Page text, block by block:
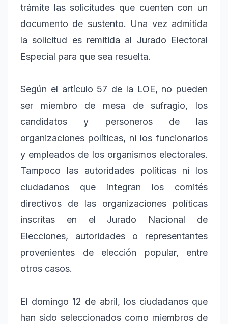
trámite las solicitudes que cuenten con un
documento de sustento. Una vez admitida
la solicitud es remitida al Jurado Electoral
Especial para que sea resuelta.
Según el artículo 57 de la LOE, no pueden
ser miembro de mesa de sufragio, los
candidatos y personeros de las
organizaciones políticas, ni los funcionarios
y empleados de los organismos electorales.
Tampoco las autoridades políticas ni los
ciudadanos que integran los comités
directivos de las organizaciones políticas
inscritas en el Jurado Nacional de
Elecciones, autoridades o representantes
provenientes de elección popular, entre
otros casos.
El domingo 12 de abril, los ciudadanos que
han sido seleccionados como miembros de